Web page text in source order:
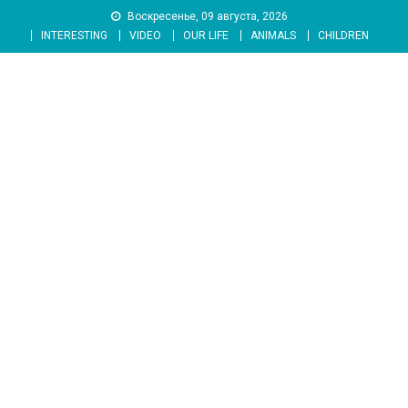
content
Воскресенье, 09 августа, 2026
INTERESTING
VIDEO OUR LIFE ANIMALS CHILDREN